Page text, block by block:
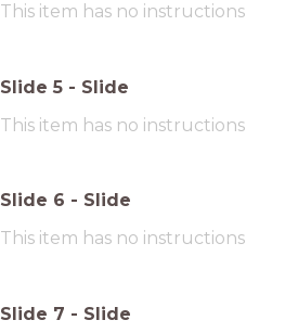
This item has no instructions
Slide 5 - Slide
This item has no instructions
Slide 6 - Slide
This item has no instructions
Slide 7 - Slide